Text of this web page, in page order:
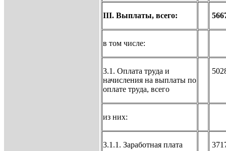
III. Выплаты, всего:
в том числе:
3.1. Оплата труда и
начисления на выплаты по
оплате труда, всего
из них:
3.1.1. Заработная плата